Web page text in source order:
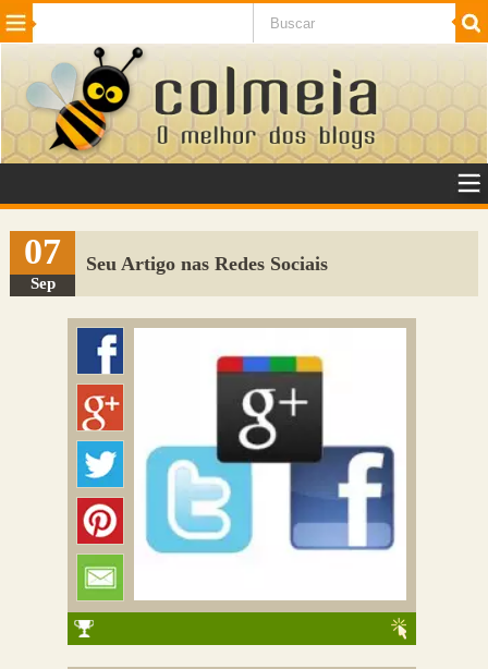
Beleza Cinema e TV
Internet Jogos NotÃ­cias SaÃºde
VeÃ­culos Adulto
Sugerir Link
Adicionar Blog
Colmeia Exchange
07
Sep
Seu Artigo nas Redes Sociais